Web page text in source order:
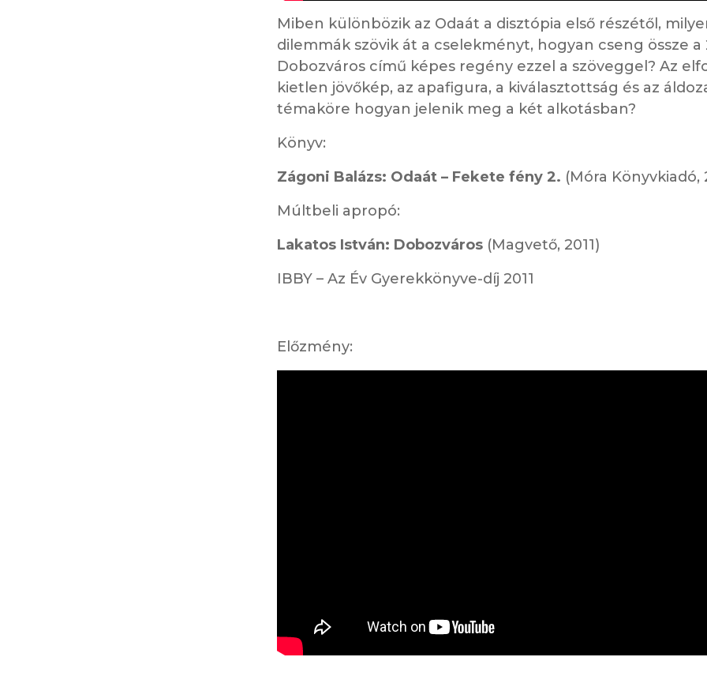
Miben különbözik az Odaát a disztópia első részétől,
dilemmák szövik át a cselekményt, hogyan cseng össze a
Dobozváros című képes regény ezzel a szöveggel? Az
kietlen jövőkép, az apafigura, a kiválasztottság és az
témaköre hogyan jelenik meg a két alkotásban?
Könyv:
Zágoni Balázs: Odaát – Fekete fény 2. (Móra Könyvkiadó,
Múltbeli apropó:
Lakatos István: Dobozváros (Magvető, 2011)
IBBY – Az Év Gyerekkönyve-díj 2011
Előzmény: